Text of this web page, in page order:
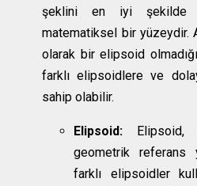
şeklini en iyi şekilde
matematiksel bir yüzeydir.
olarak bir elipsoid
farklı elipsoidlere ve
sahip olabilir.
Elipsoid: Elipsoid,
geometrik referans
farklı elipsoidler